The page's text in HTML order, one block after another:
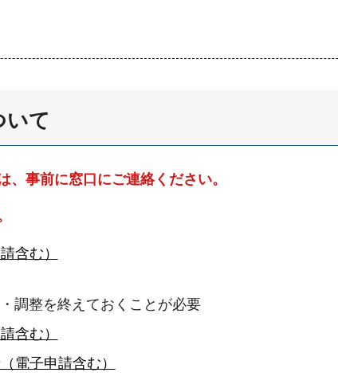
いて
事前に窓口にご連絡ください。
含む）
調整を終えておくことが必要
含む）
電子申請含む）